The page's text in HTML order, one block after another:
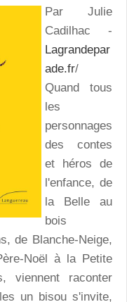
Par Julie
Cadilhac -
Lagrandepar
ade.fr/
Quand tous
les
personnages
des contes
et héros de
l'enfance, de
la Belle au
bois
de Blanche-Neige,
Noël à la Petite
viennent raconter
un bisou s'invite,